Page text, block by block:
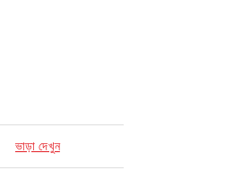
ভাড়া দেখুন